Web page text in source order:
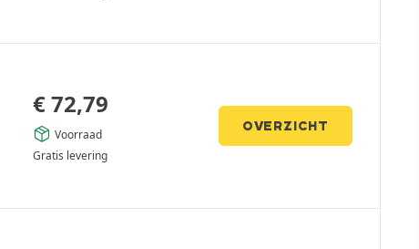
€72,79
Voorraad
Gratis levering
OVERZICHT